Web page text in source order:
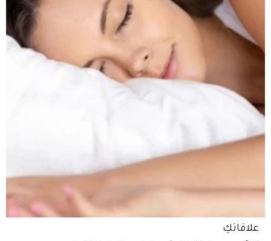
علاقاتكِ